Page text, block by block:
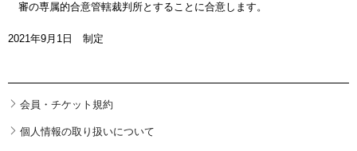
審の専属的合意管轄裁判所とすることに合意します。
2021年9月1日 制定
会員・チケット規約
個人情報の取り扱いについて